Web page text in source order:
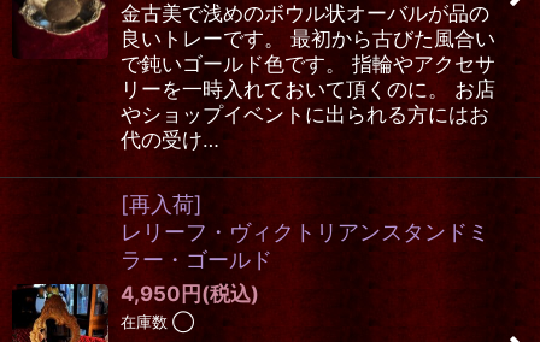
金古美で浅めのボウル状オーバルが品の
良いトレーです。 最初から古びた風合い
で鈍いゴールド色です。 指輪やアクセサ
リーを一時入れておいて頂くのに。 お店
やショップイベントに出られる方にはお
代の受け…
[再入荷]
レリーフ・ヴィクトリアンスタンドミ
ラー・ゴールド
4,950 円 (税込)
在庫数 ◯